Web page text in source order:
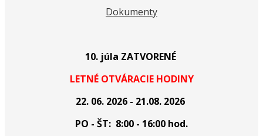
Dokumenty
10. júla ZATVORENÉ
LETNÉ OTVÁRACIE HODINY
22. 06. 2026 - 21.08. 2026
PO - ŠT: 8:00 - 16:00 hod.